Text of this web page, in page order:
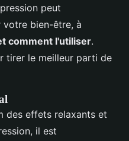
peut
votre bien-être, à
comment l'utiliser.
tirer le meilleur parti de
des effets relaxants et
il est